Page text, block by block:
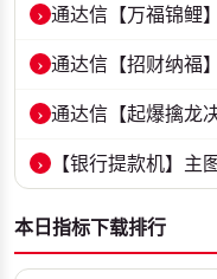
›
›
›
›
本日指标下载排行